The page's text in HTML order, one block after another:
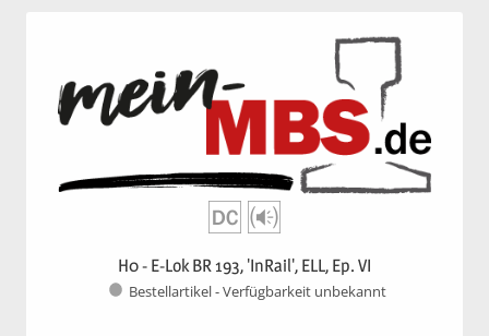
H0 - E-Lok BR 193, 'InRail', ELL, Ep. VI
Bestellartikel - Verfügbarkeit unbekannt